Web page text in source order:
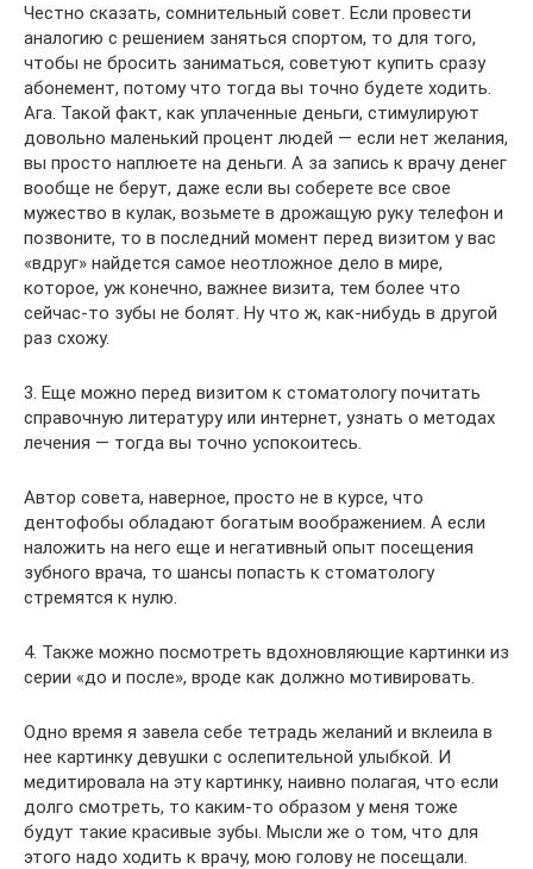
Честно сказать, сомнительный совет. Если провести
аналогию с решением заняться спортом, то для того,
чтобы не бросить заниматься, советуют купить сразу
абонемент, потому что тогда вы точно будете ходить.
Ага. Такой факт, как уплаченные деньги, стимулируют
довольно маленький процент людей — если нет желания,
вы просто наплюете на деньги. А за запись к врачу денег
вообще не берут, даже если вы соберете все свое
мужество в кулак, возьмете в дрожащую руку телефон и
позвоните, то в последний момент перед визитом у вас
«вдруг» найдется самое неотложное дело в мире,
которое, уж конечно, важнее визита, тем более что
сейчас-то зубы не болят. Ну что ж, как-нибудь в другой
раз схожу.
3. Еще можно перед визитом к стоматологу почитать
справочную литературу или интернет, узнать о методах
лечения — тогда вы точно успокоитесь.
Автор совета, наверное, просто не в курсе, что
дентофобы обладают богатым воображением. А если
наложить на него еще и негативный опыт посещения
зубного врача, то шансы попасть к стоматологу
стремятся к нулю.
4. Также можно посмотреть вдохновляющие картинки из
серии «до и после», вроде как должно мотивировать.
Одно время я завела себе тетрадь желаний и вклеила в
нее картинку девушки с ослепительной улыбкой. И
медитировала на эту картинку, наивно полагая, что если
долго смотреть, то каким-то образом у меня тоже
будут такие красивые зубы. Мысли же о том, что для
этого надо ходить к врачу, мою голову не посещали.